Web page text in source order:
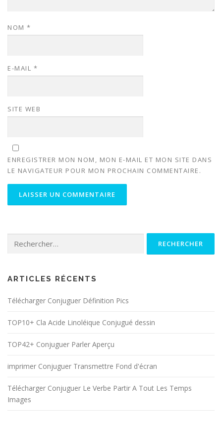
NOM *
E-MAIL *
SITE WEB
ENREGISTRER MON NOM, MON E-MAIL ET MON SITE DANS
LE NAVIGATEUR POUR MON PROCHAIN COMMENTAIRE.
ARTICLES RÉCENTS
Télécharger Conjuguer Définition Pics
TOP10+ Cla Acide Linoléique Conjugué dessin
TOP42+ Conjuguer Parler Aperçu
imprimer Conjuguer Transmettre Fond d'écran
Télécharger Conjuguer Le Verbe Partir A Tout Les Temps
Images